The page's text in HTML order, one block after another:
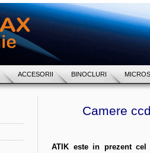
ACCESORII BINOCLURI
Camere
ATIK este in prezent cel